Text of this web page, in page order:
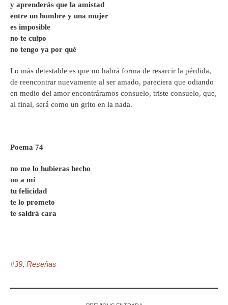
y aprenderás que la amistad
entre un hombre y una mujer
es imposible
no te culpo
no tengo ya por qué
Lo más detestable es que no habrá forma de resarcir la pérdida,
de reencontrar nuevamente al ser amado, pareciera que odiando
en medio del amor encontráramos consuelo, triste consuelo, que,
al final, será como un grito en la nada.
Poema 74
no me lo hubieras hecho
no a mí
tu felicidad
te lo prometo
te saldrá cara
#39, Reseñas